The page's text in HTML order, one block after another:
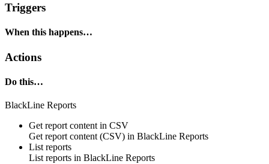
Triggers
When this happens…
Actions
Do this…
BlackLine Reports
Get report content in CSV
Get report content (CSV) in BlackLine Reports
List reports
List reports in BlackLine Reports